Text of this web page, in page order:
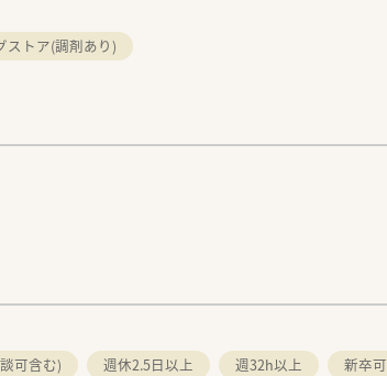
ストア(調剤あり)
可含む) 週休2.5日以上 週32h以上 新卒可